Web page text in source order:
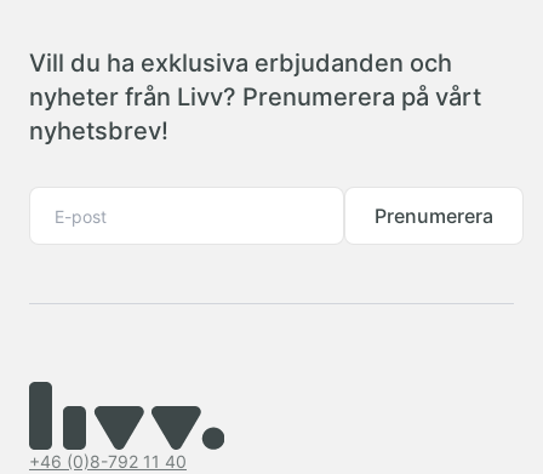
Vill du ha exklusiva erbjudanden och
nyheter från Livv? Prenumerera på vårt
nyhetsbrev!
Prenumerera
+46 (0)8-792 11 40